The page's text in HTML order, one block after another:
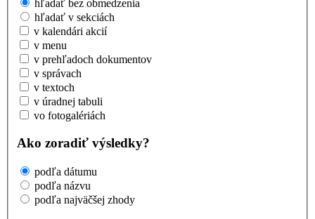
hľadať bez obmedzenia
hľadať v sekciách
v kalendári akcií
v menu
v prehľadoch dokumentov
v správach
v textoch
v úradnej tabuli
vo fotogalériách
Ako zoradiť výsledky?
podľa dátumu
podľa názvu
podľa najväčšej zhody